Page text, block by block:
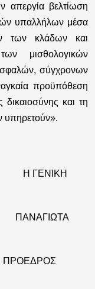
απεργία βελτίωση
υπαλλήλων μέσα
των κλάδων και
μισθολογικών
σύγχρονων
προϋπόθεση
δικαιοσύνης και τη
υπηρετούν».
ΠΑΝΑΓΙΩΤΑ